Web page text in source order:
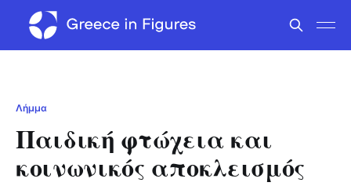
Λήμμα
Παιδική φτώχεια και
κοινωνικός αποκλεισμός